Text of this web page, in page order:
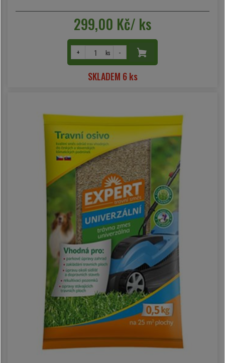
299,00 Kč/ ks
+ ks -
SKLADEM 6 ks